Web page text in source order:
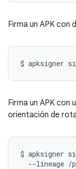
Firma un APK con
Firma un APK con
orientación de
$ apksigner
--lineage /